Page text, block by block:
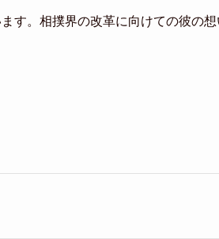
す。相撲界の改革に向けての彼の